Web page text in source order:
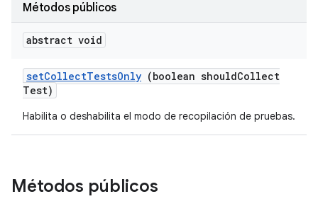
Métodos públicos
abstract void
setCollectTestsOnly (boolean shouldCollect
Test)
Habilita o deshabilita el modo de recopilación de pruebas.
Métodos públicos